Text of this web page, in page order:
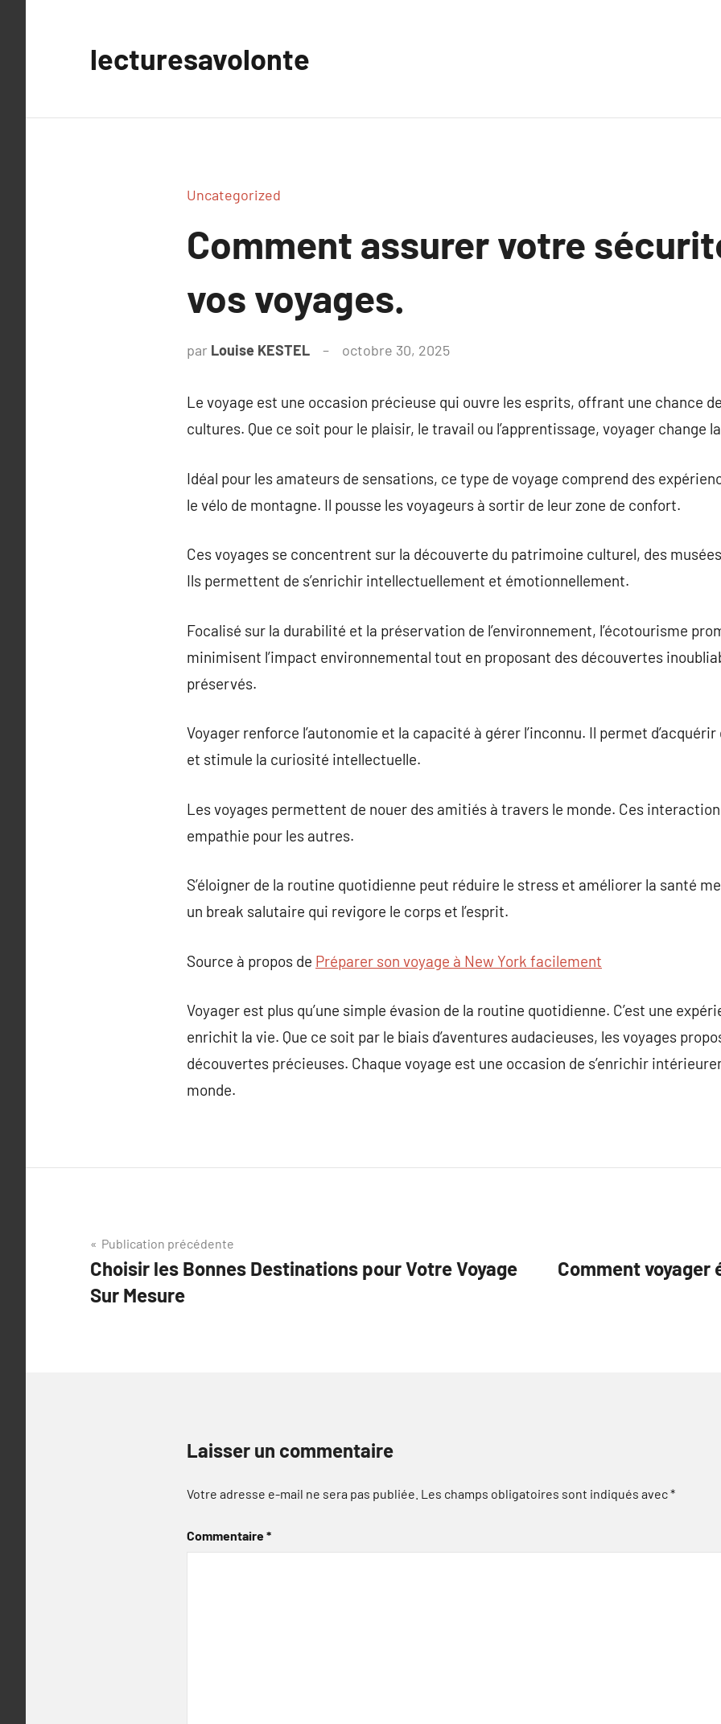
lecturesavolonte
Uncategorized
Comment assurer votre
vos voyages.
par Louise KESTEL octobre 30, 2025
Le voyage est une occasion précieuse qui ouvre les esprits, offrant une chance
cultures. Que ce soit pour le plaisir, le travail ou l’apprentissage, voyager change
Idéal pour les amateurs de sensations, ce type de voyage comprend des
le vélo de montagne. Il pousse les voyageurs à sortir de leur zone de confort.
Ces voyages se concentrent sur la découverte du patrimoine culturel, des
Ils permettent de s’enrichir intellectuellement et émotionnellement.
Focalisé sur la durabilité et la préservation de l’environnement, l’écotourisme
minimisent l’impact environnemental tout en proposant des découvertes
préservés.
Voyager renforce l’autonomie et la capacité à gérer l’inconnu. Il permet
et stimule la curiosité intellectuelle.
Les voyages permettent de nouer des amitiés à travers le monde. Ces
empathie pour les autres.
S’éloigner de la routine quotidienne peut réduire le stress et améliorer la santé
un break salutaire qui revigore le corps et l’esprit.
Source à propos de Préparer son voyage à New York facilement
Voyager est plus qu’une simple évasion de la routine quotidienne. C’est une
enrichit la vie. Que ce soit par le biais d’aventures audacieuses, les voyages
découvertes précieuses. Chaque voyage est une occasion de s’enrichir
monde.
Navigation
de
l’article
Publication précédente
Choisir les Bonnes Destinations pour Votre Voyage
Sur Mesure
Comment
Laisser un commentaire
Votre adresse e-mail ne sera pas publiée. Les champs obligatoires sont indiqués avec*
Commentaire*